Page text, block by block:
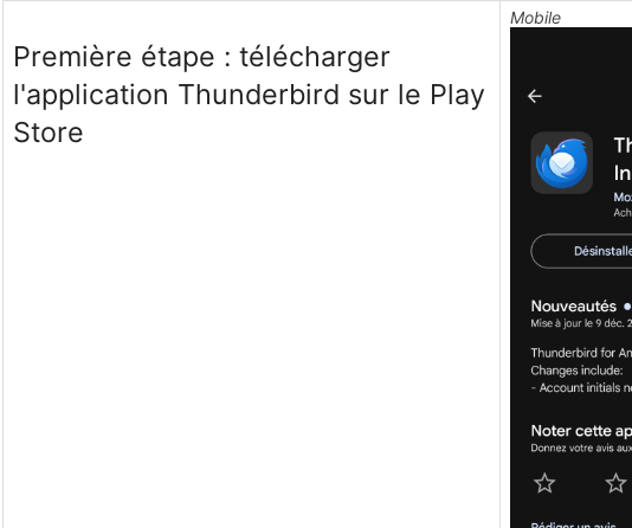
Première étape : télécharger
l'application Thunderbird sur le Play
Store
Mobile